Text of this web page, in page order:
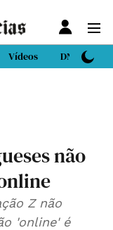
Vídeos DN Sport
não
Z não
'online' é